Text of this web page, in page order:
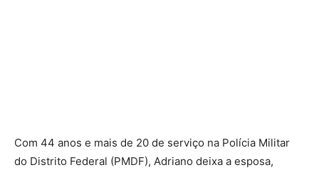
Com 44 anos e mais de 20 de serviço na Polícia Militar
do Distrito Federal (PMDF), Adriano deixa a esposa,